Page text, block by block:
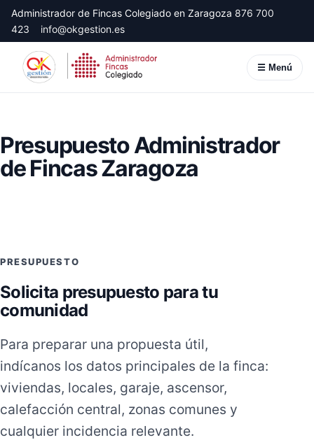
Administrador de Fincas Colegiado en Zaragoza 876 700
423
info@okgestion.es
☰ Menú
Presupuesto Administrador
de Fincas Zaragoza
PRESUPUESTO
Solicita presupuesto para tu
comunidad
Para preparar una propuesta útil,
indícanos los datos principales de la finca:
viviendas, locales, garaje, ascensor,
calefacción central, zonas comunes y
cualquier incidencia relevante.